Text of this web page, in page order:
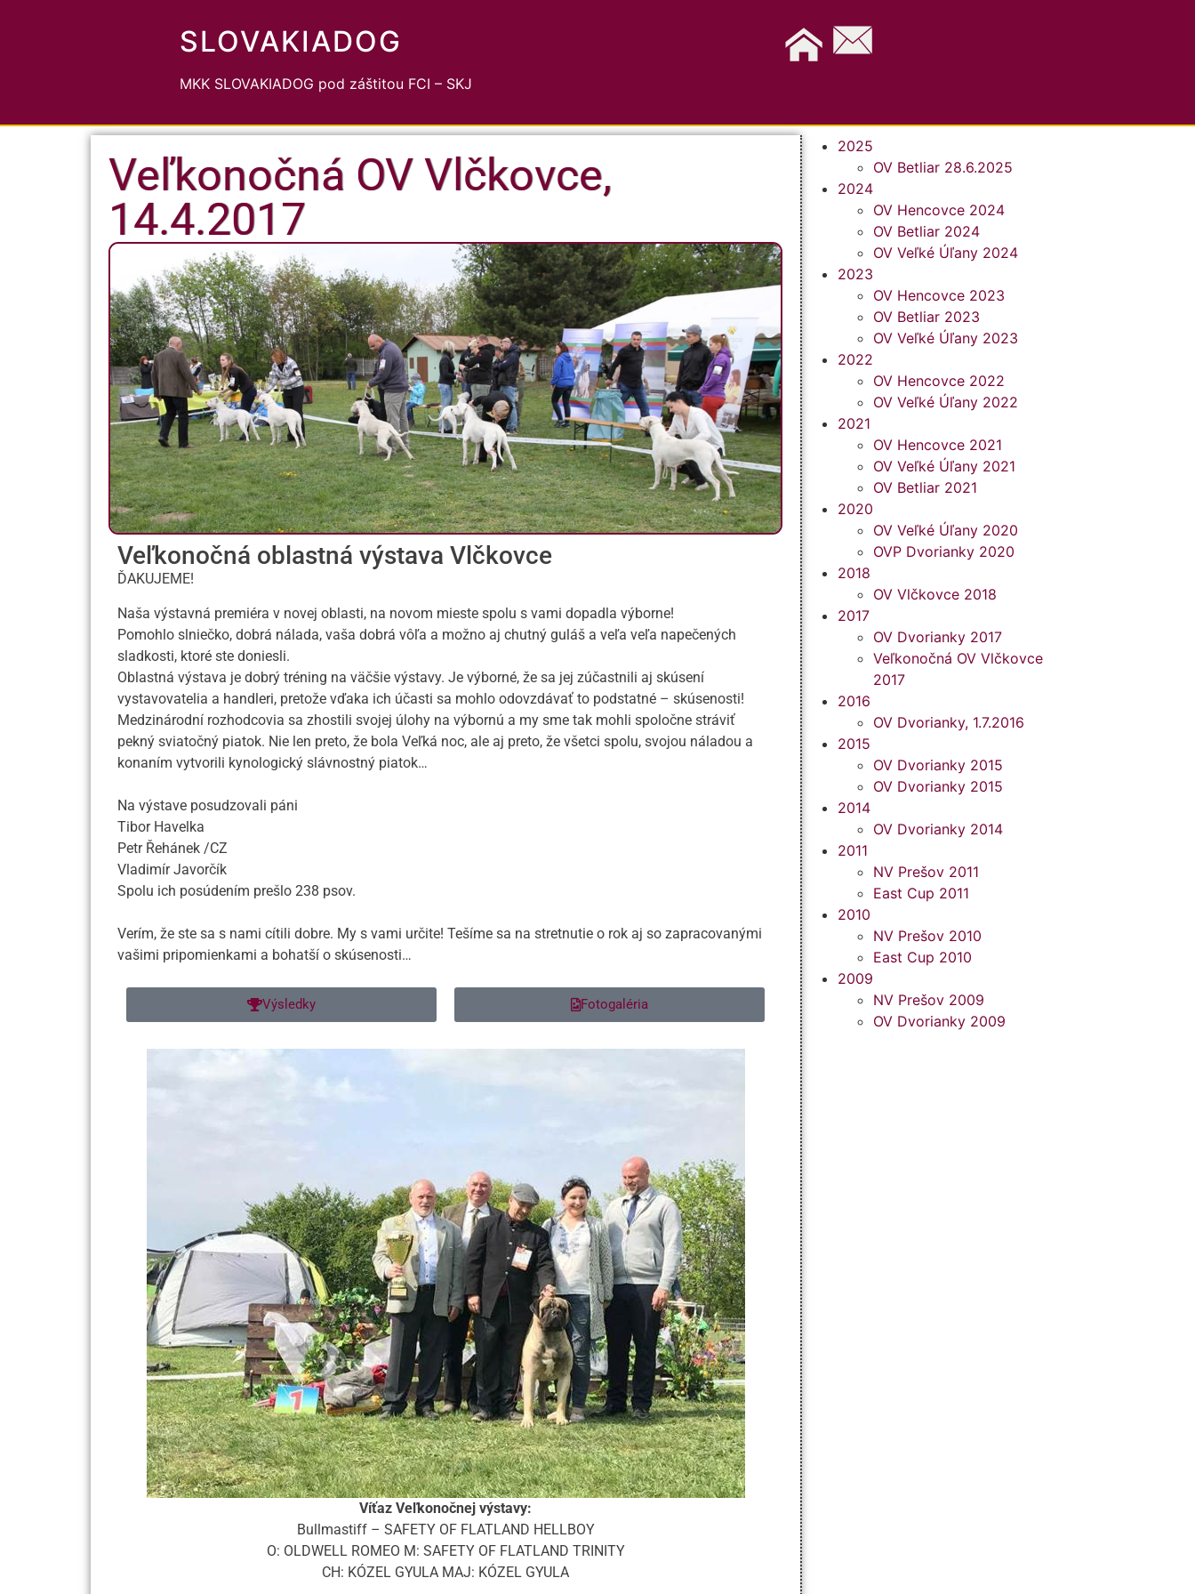
SLOVAKIADOG
MKK SLOVAKIADOG pod záštitou FCI – SKJ
Veľkonočná OV Vlčkovce,
14.4.2017
Veľkonočná oblastná výstava Vlčkovce
ĎAKUJEME!
Naša výstavná premiéra v novej oblasti, na novom mieste spolu s vami dopadla výborne!
Pomohlo slniečko, dobrá nálada, vaša dobrá vôľa a možno aj chutný guláš a veľa veľa napečených
sladkosti, ktoré ste doniesli.
Oblastná výstava je dobrý tréning na väčšie výstavy. Je výborné, že sa jej zúčastnili aj skúsení
vystavovatelia a handleri, pretože vďaka ich účasti sa mohlo odovzdávať to podstatné – skúsenosti!
Medzinárodní rozhodcovia sa zhostili svojej úlohy na výbornú a my sme tak mohli spoločne stráviť
pekný sviatočný piatok. Nie len preto, že bola Veľká noc, ale aj preto, že všetci spolu, svojou náladou a
konaním vytvorili kynologický slávnostný piatok…
Na výstave posudzovali páni
Tibor Havelka
Petr Řehánek /CZ
Vladimír Javorčík
Spolu ich posúdením prešlo 238 psov.
Verím, že ste sa s nami cítili dobre. My s vami určite! Tešíme sa na stretnutie o rok aj so zapracovanými
vašimi pripomienkami a bohatší o skúsenosti…
Výsledky Fotogaléria
Víťaz Veľkonočnej výstavy:
Bullmastiff – SAFETY OF FLATLAND HELLBOY
O: OLDWELL ROMEO M: SAFETY OF FLATLAND TRINITY
CH: KÓZEL GYULA MAJ: KÓZEL GYULA
2025
OV Betliar 28.6.2025
2024
OV Hencovce 2024
OV Betliar 2024
OV Veľké Úľany 2024
2023
OV Hencovce 2023
OV Betliar 2023
OV Veľké Úľany 2023
2022
OV Hencovce 2022
OV Veľké Úľany 2022
2021
OV Hencovce 2021
OV Veľké Úľany 2021
OV Betliar 2021
2020
OV Veľké Úľany 2020
OVP Dvorianky 2020
2018
OV Vlčkovce 2018
2017
OV Dvorianky 2017
Veľkonočná OV Vlčkovce
2017
2016
OV Dvorianky, 1.7.2016
2015
OV Dvorianky 2015
OV Dvorianky 2015
2014
OV Dvorianky 2014
2011
NV Prešov 2011
East Cup 2011
2010
NV Prešov 2010
East Cup 2010
2009
NV Prešov 2009
OV Dvorianky 2009